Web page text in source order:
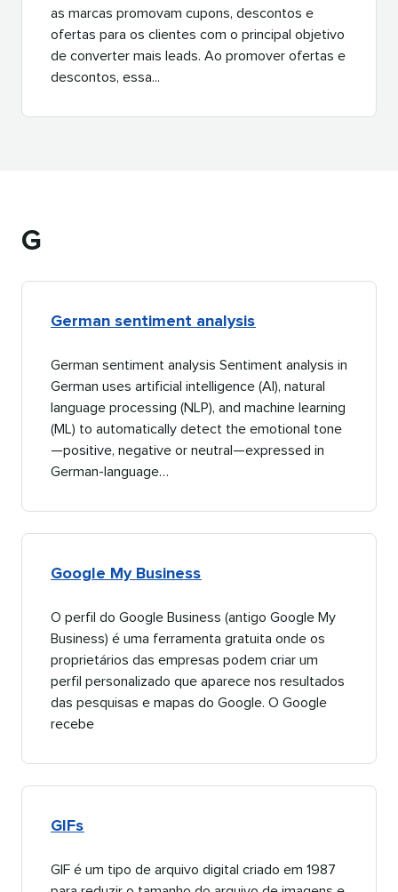
as marcas promovam cupons, descontos e
ofertas para os clientes com o principal objetivo
de converter mais leads. Ao promover ofertas e
descontos, essa...​​
G​​
German sentiment analysis​​
German sentiment analysis Sentiment analysis in
German uses artificial intelligence (AI), natural
language processing (NLP), and machine learning
(ML) to automatically detect the emotional tone
—positive, negative or neutral—expressed in
German-language…​​
Google My Business​​
O perfil do Google Business (antigo Google My
Business) é uma ferramenta gratuita onde os
proprietários das empresas podem criar um
perfil personalizado que aparece nos resultados
das pesquisas e mapas do Google. O Google
recebe​​
GIFs​​
GIF é um tipo de arquivo digital criado em 1987